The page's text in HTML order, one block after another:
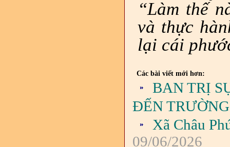
“Làm thế
và thực
lại cái
Các bài viết mới hơn:
BAN TRỊ
ĐẾN TRƯỜNG
Xã Châu
09/06/2026